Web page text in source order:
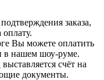
заказа,
Вы можете оплатить
в нашем шоу-руме.
счёт на
документы.